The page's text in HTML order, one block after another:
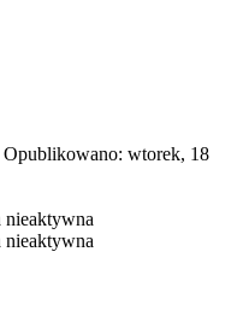
Opublikowano: wtorek, 18